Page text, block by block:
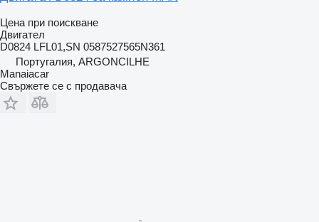
Цена при поискване
Двигател
D0824 LFL01,SN 0587527565N361
Португалия, ARGONCILHE
Manaiacar
Свържете се с продавача